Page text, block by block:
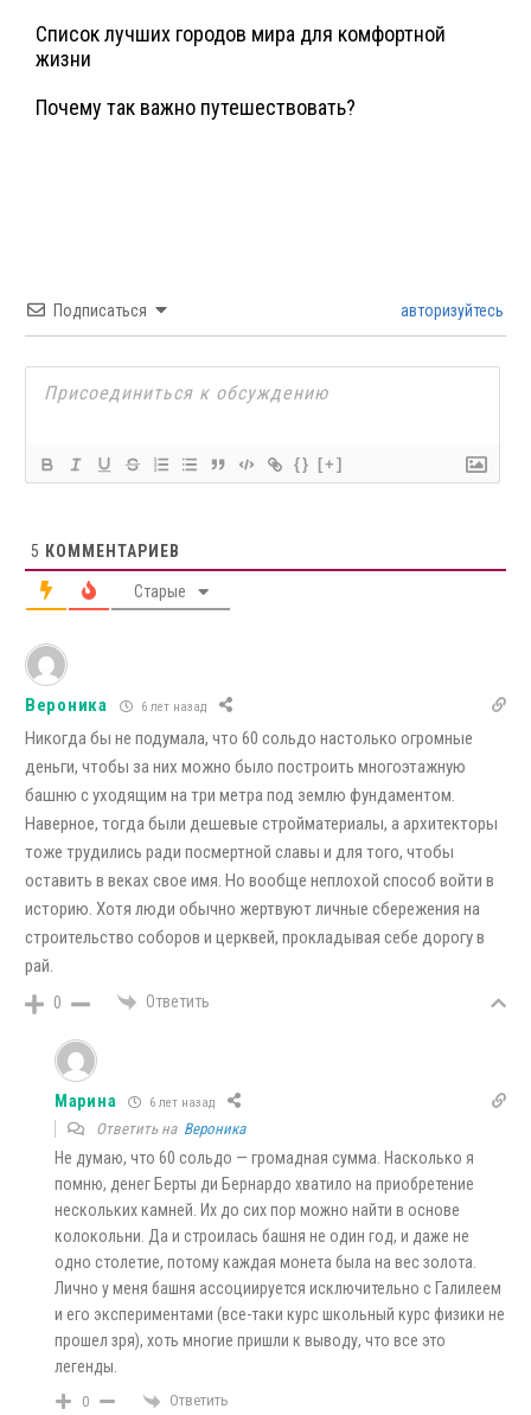
Список лучших городов мира для комфортной
жизни
Почему так важно путешествовать?
Подписаться авторизуйтесь
{} [+]
5 КОММЕНТАРИЕВ
Старые
Вероника 6 лет назад
Никогда бы не подумала, что 60 сольдо настолько огромные
деньги, чтобы за них можно было построить многоэтажную
башню с уходящим на три метра под землю фундаментом.
Наверное, тогда были дешевые стройматериалы, а архитекторы
тоже трудились ради посмертной славы и для того, чтобы
оставить в веках свое имя. Но вообще неплохой способ войти в
историю. Хотя люди обычно жертвуют личные сбережения на
строительство соборов и церквей, прокладывая себе дорогу в
рай.
0 Ответить
Марина 6 лет назад
Ответить на Вероника
Не думаю, что 60 сольдо — громадная сумма. Насколько я
помню, денег Берты ди Бернардо хватило на приобретение
нескольких камней. Их до сих пор можно найти в основе
колокольни. Да и строилась башня не один год, и даже не
одно столетие, потому каждая монета была на вес золота.
Лично у меня башня ассоциируется исключительно с Галилеем
и его экспериментами (все-таки курс школьный курс физики не
прошел зря), хоть многие пришли к выводу, что все это
легенды.
0 Ответить